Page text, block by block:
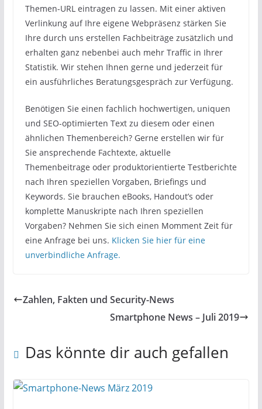
Themen-URL eintragen zu lassen. Mit einer aktiven
Verlinkung auf Ihre eigene Webpräsenz stärken Sie
Ihre durch uns erstellen Fachbeiträge zusätzlich und
erhalten ganz nebenbei auch mehr Traffic in Ihrer
Statistik. Wir stehen Ihnen gerne und jederzeit für
ein ausführliches Beratungsgespräch zur Verfügung.
Benötigen Sie einen fachlich hochwertigen, uniquen
und SEO-optimierten Text zu diesem oder einen
ähnlichen Themenbereich? Gerne erstellen wir für
Sie ansprechende Fachtexte, aktuelle
Themenbeitrage oder produktorientierte Testberichte
nach Ihren speziellen Vorgaben, Briefings und
Keywords. Sie brauchen eBooks, Handout’s oder
komplette Manuskripte nach Ihren speziellen
Vorgaben? Nehmen Sie sich einen Momment Zeit für
eine Anfrage bei uns. Klicken Sie hier für eine
unverbindliche Anfrage.
Zahlen, Fakten und Security-News
Smartphone News – Juli 2019
Das könnte dir auch gefallen